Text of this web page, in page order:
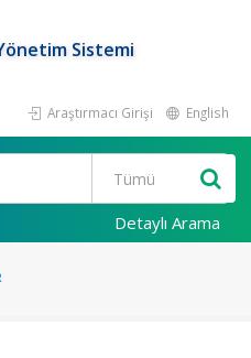
Sistemi
Araştırmacı Girişi English
Detaylı Arama